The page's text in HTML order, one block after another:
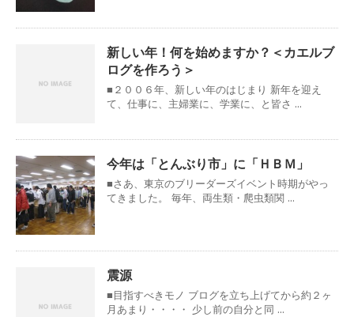
新しい年！何を始めますか？＜カエルブ
ログを作ろう＞
■２００６年、新しい年のはじまり 新年を迎え
て、仕事に、主婦業に、学業に、と皆さ ...
今年は「とんぶり市」に「ＨＢＭ」
■さあ、東京のブリーダーズイベント時期がやっ
てきました。 毎年、両生類・爬虫類関 ...
震源
■目指すべきモノ ブログを立ち上げてから約２ヶ
月あまり・・・・ 少し前の自分と同 ...